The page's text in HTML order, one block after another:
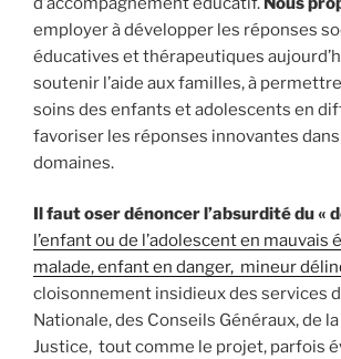
employer à développer les réponses
éducatives et thérapeutiques
soutenir l’aide aux familles, à permettre
soins des enfants et adolescents en
favoriser les réponses innovantes
domaines.
Il faut oser dénoncer l’absurdité du «
l’enfant ou de l’adolescent en mauvais
malade, enfant en danger, mineur
cloisonnement insidieux des services
Nationale, des Conseils Généraux, de
Justice, tout comme le projet, parfois